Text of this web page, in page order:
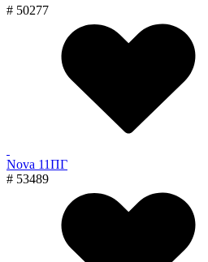
# 50277
Nova 11ПГ
# 53489